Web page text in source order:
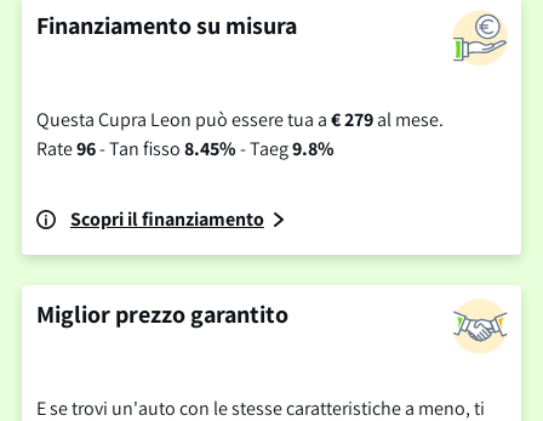
Finanziamento su misura
Questa Cupra Leon può essere tua a€ 279al mese.
Rate96- Tan fisso8.45%- Taeg9.8%
Scopri il finanziamento
Miglior prezzo garantito
E se trovi un'auto con le stesse caratteristiche a meno, ti